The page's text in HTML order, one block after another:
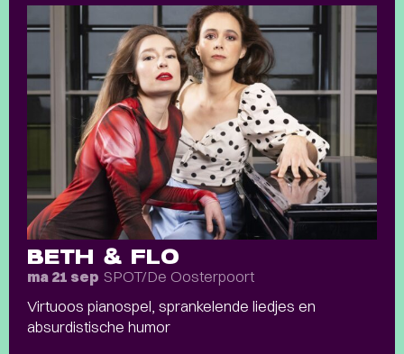
BETH & FLO
ma 21 sep SPOT/De Oosterpoort
Virtuoos pianospel, sprankelende liedjes en
absurdistische humor